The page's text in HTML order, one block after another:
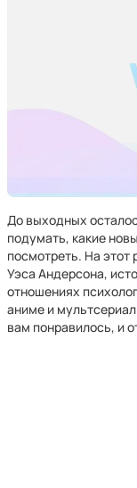
До выходных
подумать, какие
посмотреть. На этот
Уэса Андерсона,
отношениях
аниме и
вам понравилось, и